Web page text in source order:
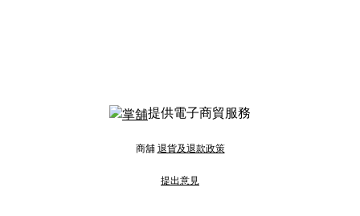
提供電子商貿服務
商舖 退貨及退款政策
提出意見